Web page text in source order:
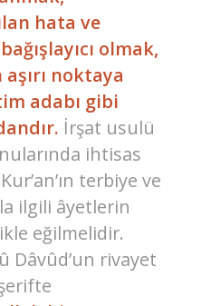
hata ve
olmak,
noktaya
adabı gibi
İrşat usulü
ihtisas
terbiye ve
ilgili âyetlerin
eğilmelidir.
Dâvûd’un rivayet